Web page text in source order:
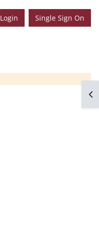
Login Single Sign On